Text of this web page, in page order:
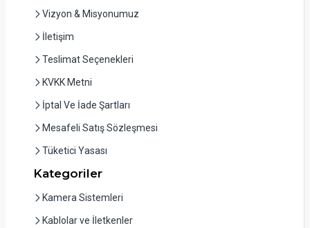
Vizyon & Misyonumuz
İletişim
Teslimat Seçenekleri
KVKK Metni
İptal Ve İade Şartları
Mesafeli Satış Sözleşmesi
Tüketici Yasası
Kategoriler
Kamera Sistemleri
Kablolar ve İletkenler